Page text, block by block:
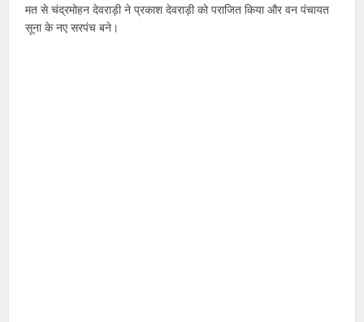
मत से चंद्रमोहन देवराड़ी ने प्रकाश देवराड़ी को पराजित किया और वन पंचायत
सूना के नए सरपंच बने।